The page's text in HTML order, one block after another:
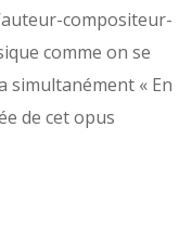
compositeur-
comme on se
simultanément « En
de cet opus